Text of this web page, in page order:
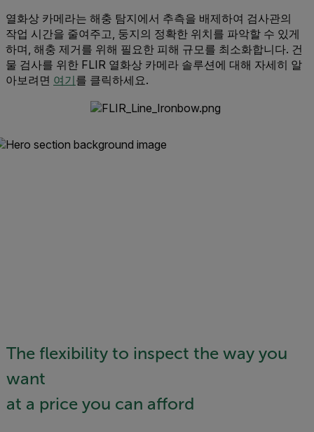
열화상 카메라는 해충 탐지에서 추측을 배제하여 검사관의
작업 시간을 줄여주고, 둥지의 정확한 위치를 파악할 수 있게
하며, 해충 제거를 위해 필요한 피해 규모를 최소화합니다. 건
물 검사를 위한 FLIR 열화상 카메라 솔루션에 대해 자세히 알
아보려면 여기를 클릭하세요.
The flexibility to inspect the way you
want
at a price you can afford